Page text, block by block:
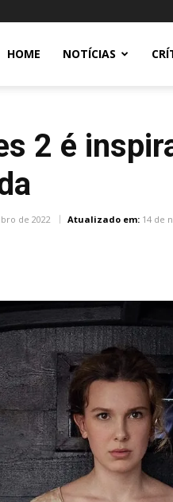
HOME NOTÍCIAS
2 é
de 2022 Atualizado em: 14 de